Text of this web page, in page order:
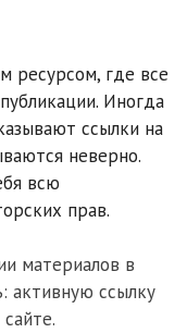
ресурсом, где все
Иногда
ссылки на
неверно.
всю
прав.
материалов в
активную ссылку